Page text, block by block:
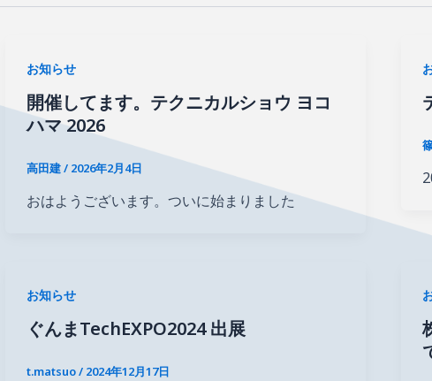
お知らせ
開催してます。テクニカルショウ ヨコ
ハマ 2026
高田建/ 2026年2月4日
おはようございます。ついに始まりました
お知らせ
ぐんまTechEXPO2024 出展
t.matsuo/ 2024年12月17日